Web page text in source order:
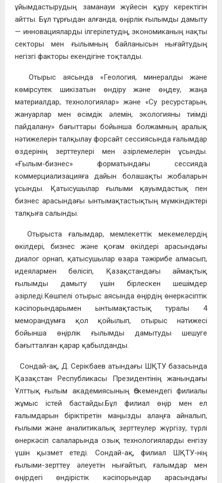
ұйымдастырудың заманауи жүйесін құру керектігін
айтты. Бұл тұрғыдан алғанда, өңірлік ғылымды дамыту
— инновацияларды ілгерілетудің, экономиканың нақты
секторы мен ғылымның байланысын нығайтудың
негізгі факторы екендігіне тоқталды.
Отырыс аясында «Геология, минералды және
көмірсутек шикізатын өндіру және өңдеу, жаңа
материалдар, технологиялар» және «Су ресурстарын,
жануарлар мен өсімдік әлемін, экологияны тиімді
пайдалану» бағыттары бойынша болжамның аралық
нәтижелерін талқылау форсайт сессиясында ғалымдар
өздерінің зерттеулері мен әзірлемелерін ұсынды.
«Ғылым-бизнес» форматындағы сессияда
коммерциализацияға дайын болашақты жобаларын
ұсынды. Қатысушылар ғылыми қауымдастық пен
бизнес арасындағы ынтымақтастықтың мүмкіндіктері
талқыға салынды.
Отырыста ғалымдар, мемлекеттік мекемелердің
өкілдері, бизнес және қоғам өкілдері арасындағы
диалог орнап, қатысушылар өзара тәжірибе алмасып,
идеялармен бөлісіп, Қазақстандағы аймақтық
ғылымды дамыту үшін бірлескен шешімдер
әзірледі.Көшпелі отырыс аясында өңірдің өнеркәсіптік
кәсіпорындарымен ынтымақтастық туралы 4
меморандумға қол қойылып, отырыс нәтижесі
бойынша өңірлік ғылымды дамытуды шешуге
бағытталған қарар қабылданды.
Сондай-ақ, Д. Серікбаев атындағы ШҚТУ базасында
Қазақстан Республикасы Президентінің жанындағы
Ұлттық ғылым академиясының Өскемендегі филиалы
жұмыс істей бастайды.Бұл филиал өңір мен ел
ғалымдарын біріктіретін маңызды алаңға айналып,
ғылыми және аналитикалық зерттеулер жүргізу, түрлі
өнеркәсіп салаларында озық технологияларды енгізу
үшін қызмет етеді. Сондай-ақ, филиал ШҚТУ-нің
ғылыми-зерттеу әлеуетін нығайтып, ғалымдар мен
өңірдегі өндірістік кәсіпорындар арасындағы